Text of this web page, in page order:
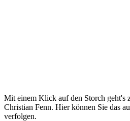
Mit einem Klick auf den Storch geht's
Christian Fenn. Hier können Sie das
verfolgen.